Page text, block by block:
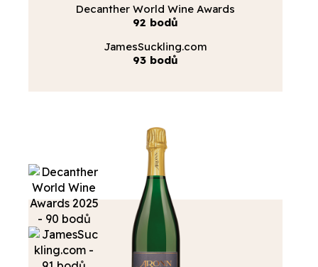
Decanther World Wine Awards
92 bodů
JamesSuckling.com
93 bodů